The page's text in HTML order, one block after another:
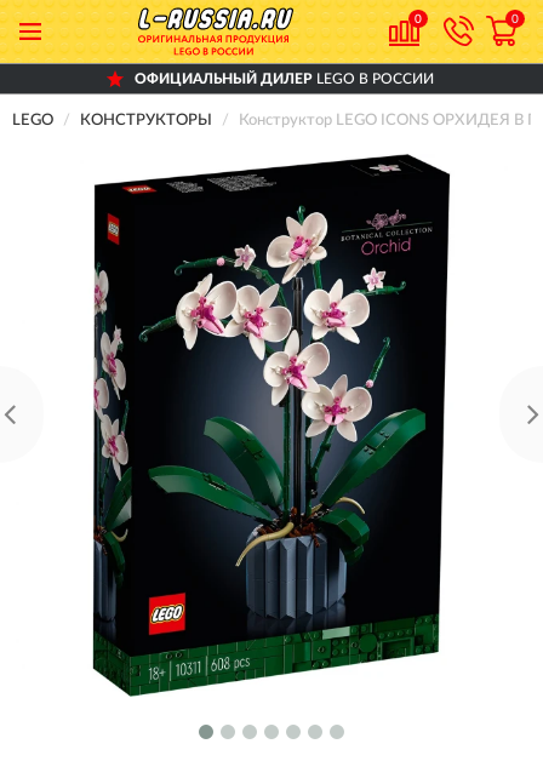
0 0
ОФИЦИАЛЬНЫЙ ДИЛЕР LEGO В РОССИИ
LEGO КОНСТРУКТОРЫ Конструктор LEGO ICONS ОРХИДЕЯ В